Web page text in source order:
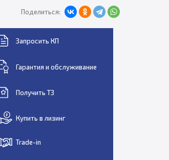
Поделиться:
Запросить КП
Гарантия и обслуживание
Получить ТЗ
Купить в лизинг
Trade-in